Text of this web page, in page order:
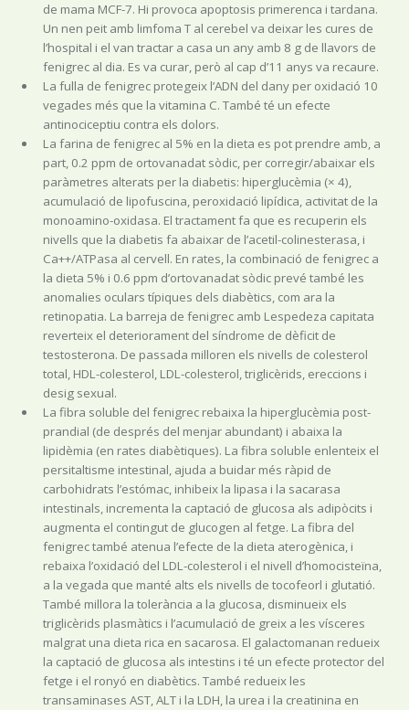
de mama MCF-7. Hi provoca apoptosis primerenca i tardana.
Un nen peit amb limfoma T al cerebel va deixar les cures de
l’hospital i el van tractar a casa un any amb 8 g de llavors de
fenigrec al dia. Es va curar, però al cap d’11 anys va recaure.
La fulla de fenigrec protegeix l’ADN del dany per oxidació 10
vegades més que la vitamina C. També té un efecte
antinociceptiu contra els dolors.
La farina de fenigrec al 5% en la dieta es pot prendre amb, a
part, 0.2 ppm de ortovanadat sòdic, per corregir/abaixar els
paràmetres alterats per la diabetis: hiperglucèmia (× 4),
acumulació de lipofuscina, peroxidació lipídica, activitat de la
monoamino-oxidasa. El tractament fa que es recuperin els
nivells que la diabetis fa abaixar de l’acetil-colinesterasa, i
Ca++/ATPasa al cervell. En rates, la combinació de fenigrec a
la dieta 5% i 0.6 ppm d’ortovanadat sòdic prevé també les
anomalies oculars típiques dels diabètics, com ara la
retinopatia. La barreja de fenigrec amb Lespedeza capitata
reverteix el deteriorament del síndrome de dèficit de
testosterona. De passada milloren els nivells de colesterol
total, HDL-colesterol, LDL-colesterol, triglicèrids, ereccions i
desig sexual.
La fibra soluble del fenigrec rebaixa la hiperglucèmia post-
prandial (de després del menjar abundant) i abaixa la
lipidèmia (en rates diabètiques). La fibra soluble enlenteix el
persitaltisme intestinal, ajuda a buidar més ràpid de
carbohidrats l’estómac, inhibeix la lipasa i la sacarasa
intestinals, incrementa la captació de glucosa als adipòcits i
augmenta el contingut de glucogen al fetge. La fibra del
fenigrec també atenua l’efecte de la dieta aterogènica, i
rebaixa l’oxidació del LDL-colesterol i el nivell d’homocisteïna,
a la vegada que manté alts els nivells de tocofeorl i glutatió.
També millora la tolerància a la glucosa, disminueix els
triglicèrids plasmàtics i l’acumulació de greix a les vísceres
malgrat una dieta rica en sacarosa. El galactomanan redueix
la captació de glucosa als intestins i té un efecte protector del
fetge i el ronyó en diabètics. També redueix les
transaminases AST, ALT i la LDH, la urea i la creatinina en